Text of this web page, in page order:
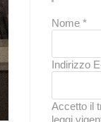
Nome *
Indirizzo
Accetto il
leggi